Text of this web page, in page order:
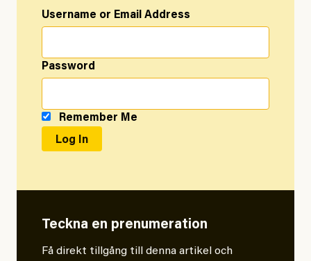
Username or Email Address
Password
Remember Me
Teckna en prenumeration
Få direkt tillgång till denna artikel och